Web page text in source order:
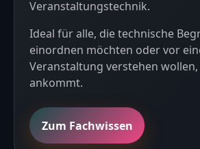
Veranstaltungstechnik.
Ideal für alle, die technische
einordnen möchten oder vor
Veranstaltung verstehen
ankommt.
Zum Fachwissen